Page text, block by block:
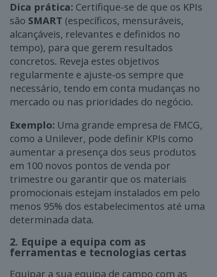
Dica prática: Certifique-se de que os KPIs
são SMART (específicos, mensuráveis,
alcançáveis, relevantes e definidos no
tempo), para que gerem resultados
concretos. Reveja estes objetivos
regularmente e ajuste-os sempre que
necessário, tendo em conta mudanças no
mercado ou nas prioridades do negócio.
Exemplo: Uma grande empresa de FMCG,
como a Unilever, pode definir KPIs como
aumentar a presença dos seus produtos
em 100 novos pontos de venda por
trimestre ou garantir que os materiais
promocionais estejam instalados em pelo
menos 95% dos estabelecimentos até uma
determinada data.
2. Equipe a equipa com as
ferramentas e tecnologias certas
Equipar a sua equipa de campo com as